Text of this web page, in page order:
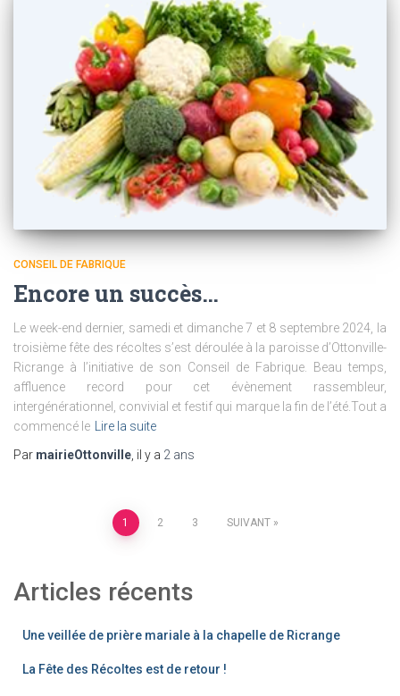
CONSEIL DE FABRIQUE
Encore un succès…
Le week-end dernier, samedi et dimanche 7 et 8 septembre 2024, la
troisième fête des récoltes s’est déroulée à la paroisse d’Ottonville-
Ricrange à l’initiative de son Conseil de Fabrique. Beau temps,
affluence record pour cet évènement rassembleur,
intergénérationnel, convivial et festif qui marque la fin de l’été.Tout a
commencé le
Lire la suite
Par mairieOttonville , il y a 2 ans
Pagination
publications
1 2 3 SUIVANT
Articles récents
Une veillée de prière mariale à la chapelle de Ricrange
La Fête des Récoltes est de retour !